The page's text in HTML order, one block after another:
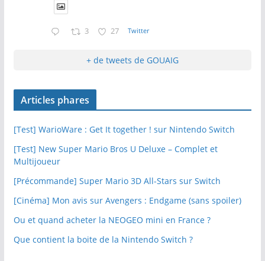
3 27 Twitter
+ de tweets de GOUAIG
Articles phares
[Test] WarioWare : Get It together ! sur Nintendo Switch
[Test] New Super Mario Bros U Deluxe – Complet et
Multijoueur
[Précommande] Super Mario 3D All-Stars sur Switch
[Cinéma] Mon avis sur Avengers : Endgame (sans spoiler)
Ou et quand acheter la NEOGEO mini en France ?
Que contient la boite de la Nintendo Switch ?